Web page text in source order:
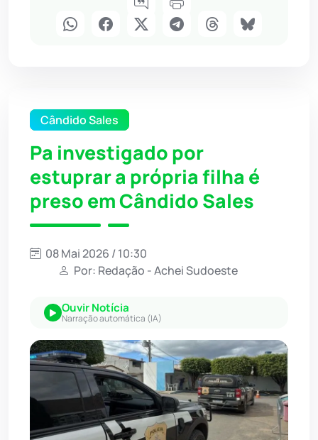
Cândido Sales
Pa investigado por
estuprar a própria filha é
preso em Cândido Sales
08 Mai 2026 / 10:30
Por: Redação - Achei Sudoeste
Ouvir Notícia
Narração automática (IA)